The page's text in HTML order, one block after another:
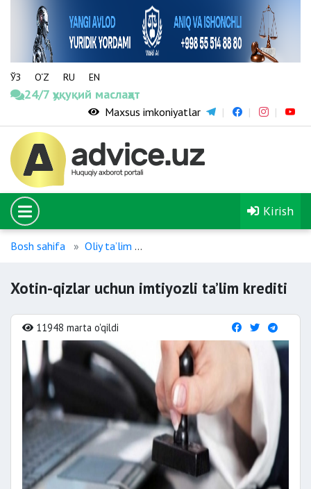
ЎЗ O‘Z RU EN
24/7 ҳуқуқий маслаҳат
Maxsus imkoniyatlar
Kirish
Bosh sahifa Oliy ta’lim
Xotin-qizlar uchun imtiyozli ta’lim krediti
11948 marta o'qildi